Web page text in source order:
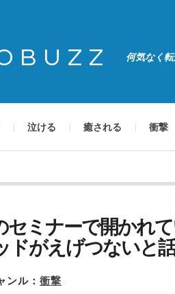
何気なく
泣ける 癒される 衝撃
セミナーで開かれ
ドがえげつないと
ンル： 衝撃